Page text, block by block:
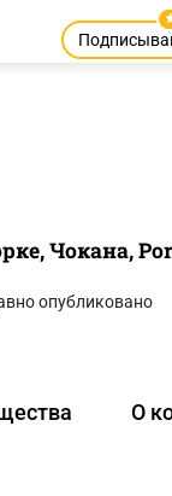
Чокана,
опубликовано
О